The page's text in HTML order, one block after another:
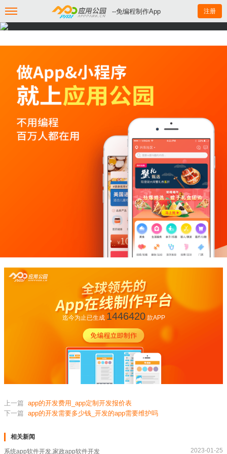
--免编程制作App 注册
迄今为止已生成 1446420款APP
上一篇 app的开发费用_app定制开发报价表
下一篇 app的开发需要多少钱_开发的app需要维护吗
相关新闻
系统app软件开发,家政app软件开发 2023-01-25